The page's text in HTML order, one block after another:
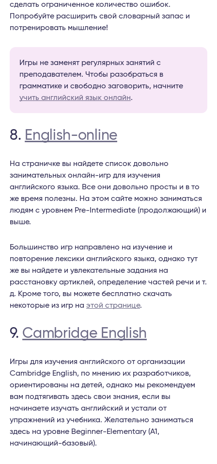
сделать ограниченное количество ошибок.
Попробуйте расширить свой словарный запас и
потренировать мышление!
Игры не заменят регулярных занятий с
преподавателем. Чтобы разобраться в
грамматике и свободно заговорить, начните
учить английский язык онлайн.
8. English-online
На страничке вы найдете список довольно
занимательных онлайн-игр для изучения
английского языка. Все они довольно просты и в то
же время полезны. На этом сайте можно заниматься
людям с уровнем Pre-Intermediate (продолжающий) и
выше.
Большинство игр направлено на изучение и
повторение лексики английского языка, однако тут
же вы найдете и увлекательные задания на
расстановку артиклей, определение частей речи и т.
д. Кроме того, вы можете бесплатно скачать
некоторые из игр на этой странице.
9. Cambridge English
Игры для изучения английского от организации
Cambridge English, по мнению их разработчиков,
ориентированы на детей, однако мы рекомендуем
вам подтягивать здесь свои знания, если вы
начинаете изучать английский и устали от
упражнений из учебника. Желательно заниматься
здесь на уровне Beginner-Elementary (A1,
начинающий-базовый).